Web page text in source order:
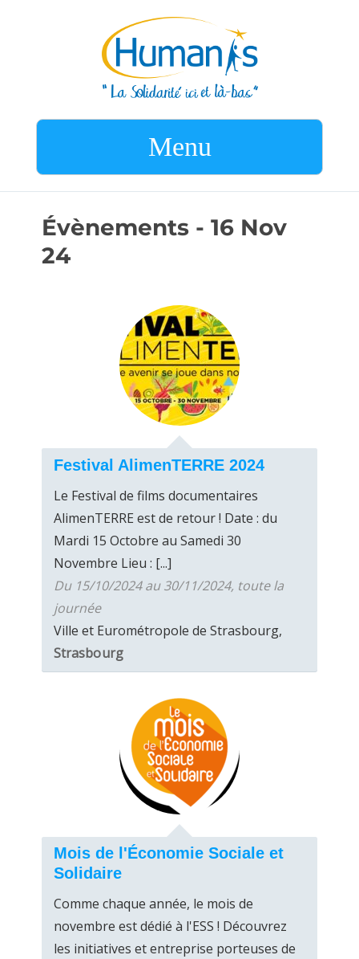
Menu
Évènements - 16 Nov
24
Festival AlimenTERRE 2024
Le Festival de films documentaires
AlimenTERRE est de retour ! Date : du
Mardi 15 Octobre au Samedi 30
Novembre Lieu : [...]
Du 15/10/2024 au 30/11/2024, toute la
journée
Ville et Eurométropole de Strasbourg,
Strasbourg
Mois de l'Économie Sociale et
Solidaire
Comme chaque année, le mois de
novembre est dédié à l'ESS ! Découvrez
les initiatives et entreprise porteuses de